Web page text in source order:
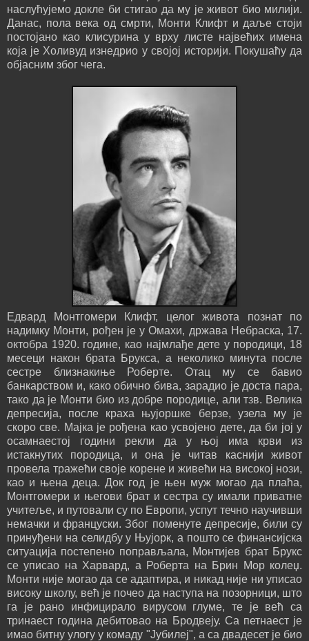
наслућујемо докле би стигао да му је живот био милији.
Данас, пола века од смрти, Монти Клифт и даље стоји
постојано као клисурина у врху листе највећих имена
која је Холивуд изнедрио у својој историји. Покушаћу да
објасним због чега.
Едвард Монтгомери Клифт, целог живота познат по
надимку Монти, рођен је у Омахи, држава Небраска, 17.
октобра 1920. године, као најмлађе дете у породици, 18
месеци након брата Брукса, а неколико минута после
сестре близнакиње Роберте. Отац му се бавио
банкарством и, како обично бива, зарадио је доста пара,
тако да је Монти био из добре породице, али тзв. Велика
депресија, после краха њујоршке берзе, узела му је
скоро све. Мајка је рођена као усвојено дете, да би јој у
осамнаестој години рекли да у њој има крви из
истакнутих породица, и она је читав каснији живот
провела тражећи своје корене и живећи на високој нози,
као и њена деца. Док год је њен муж могао да плаћа,
Монтгомери и његови брат и сестра су имали приватне
учитеље, и путовали су по Европи, успут течно научивши
немачки и француски. Због поменуте депресије, били су
принуђени на селидбу у Њујорк, а пошто се финансијска
ситуација постепено поправљала, Монтијев брат Брукс
се уписао на Харвард, а Роберта на Брин Мор колеџ.
Монти није могао да се адаптира, и никад није ни уписао
високу школу, већ је почео да наступа на позорници, што
га је рано инфицирало вирусом глуме, те је већ са
тринаест година дебитовао на Бродвеју. Са петнаест је
имао битну улогу у комаду "Јубилеј", а са двадесет је био